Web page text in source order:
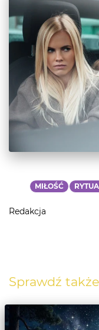
MIŁOŚĆ
Redakcja
Sprawdź także